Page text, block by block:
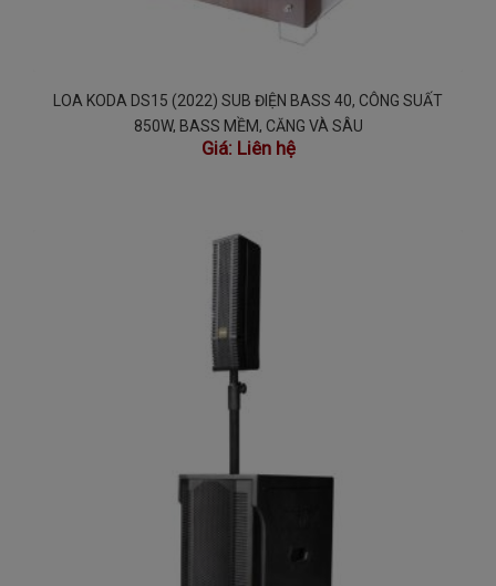
LOA KODA DS15 (2022) SUB ĐIỆN BASS 40, CÔNG SUẤT
850W, BASS MỀM, CĂNG VÀ SÂU
Giá: Liên hệ